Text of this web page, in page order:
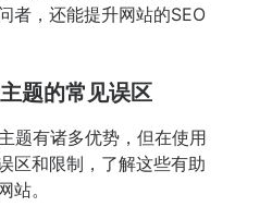
者，还能提升网站的SEO
题的常见误区
题有诸多优势，但在使用
区和限制，了解这些有助
站。